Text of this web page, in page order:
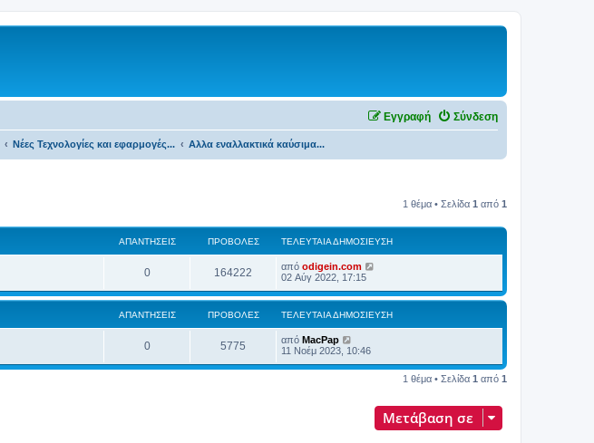
Σύνδεση
Εγγραφή
Νέες Τεχνολογίες και εφαρμογές... Αλλα εναλλακτικά καύσιμα...
1 θέμα • Σελίδα 1 από 1
ΑΠΑΝΤΉΣΕΙΣ ΠΡΟΒΟΛΈΣ ΤΕΛΕΥΤΑΊΑ ΔΗΜΟΣΊΕΥΣΗ
0 164222 από odigein.com
02 Αύγ 2022, 17:15
ΑΠΑΝΤΉΣΕΙΣ ΠΡΟΒΟΛΈΣ ΤΕΛΕΥΤΑΊΑ ΔΗΜΟΣΊΕΥΣΗ
0 5775 από MacPap
11 Νοέμ 2023, 10:46
1 θέμα • Σελίδα 1 από 1
Μετάβαση σε